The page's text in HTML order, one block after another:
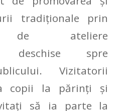
tradiționale prin
de ateliere
deschise spre
Vizitatorii
copii la părinți și
să ia parte la